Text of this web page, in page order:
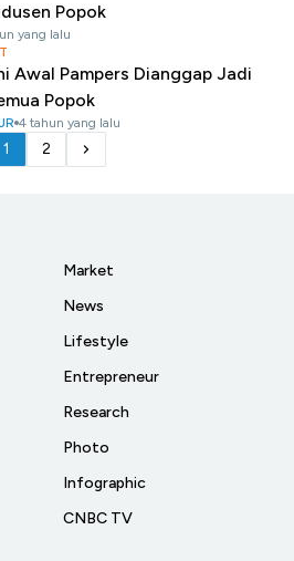
Popok
yang lalu
Awal Pampers Dianggap Jadi
Popok
4 tahun yang lalu
1 2
Market
News
Lifestyle
Entrepreneur
Research
Photo
Infographic
CNBC TV